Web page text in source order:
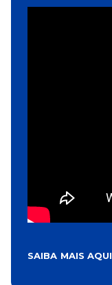
SAIBA MAIS AQUI